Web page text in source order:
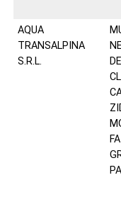
AQUA
TRANSALPINA
S.R.L.